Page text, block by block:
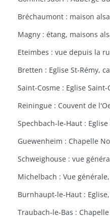
Michelbach : Vue